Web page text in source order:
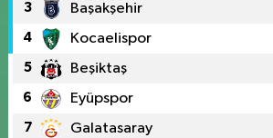
3 Başakşehir
4 Kocaelispor
5 Beşiktaş
6 Eyüpspor
7 Galatasaray